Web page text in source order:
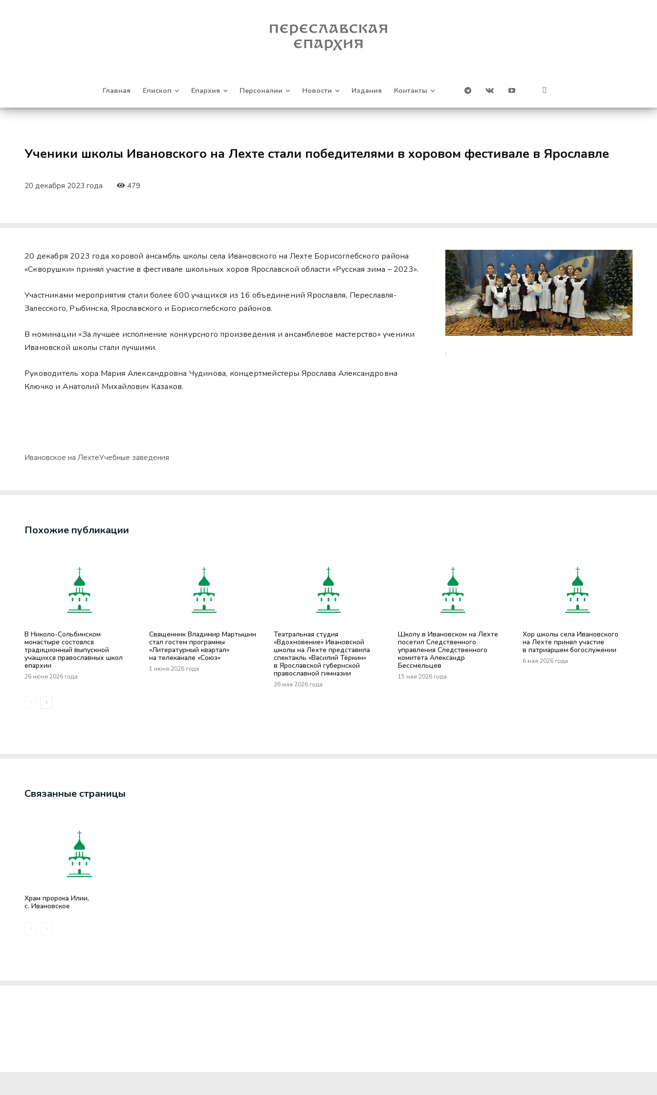
Главная Епископ Епархия Персоналии Новости Издания Контакты
Ученики школы Ивановского на Лехте стали победителями в хоровом фестивале в Ярославле
20 декабря 2023 года 479
20 декабря 2023 года хоровой ансамбль школы села Ивановского на Лехте Борисоглебского района
«Скворушки» принял участие в фестивале школьных хоров Ярославской области «Русская зима – 2023».
Участниками мероприятия стали более 600 учащихся из 16 объединений Ярославля, Переславля-
Залесского, Рыбинска, Ярославского и Борисоглебского районов.
В номинации «За лучшее исполнение конкурсного произведения и ансамблевое мастерство» ученики
Ивановской школы стали лучшими.
Руководитель хора Мария Александровна Чудинова, концертмейстеры Ярослава Александровна
Ключко и Анатолий Михайлович Казаков.
Ивановское на ЛехтеУчебные заведения
Похожие публикации
В Николо-Сольбинском
монастыре состоялся
традиционный выпускной
учащихся православных школ
епархии
26 июня 2026 года
Священник Владимир Мартышин
стал гостем программы
«Литературный квартал»
на телеканале «Союз»
1 июня 2026 года
Театральная студия
«Вдохновение» Ивановской
школы на Лехте представила
спектакль «Василий Тёркин»
в Ярославской губернской
православной гимназии
26 мая 2026 года
Школу в Ивановском на Лехте
посетил Следственного
управления Следственного
комитета Александр
Бессмельцев
15 мая 2026 года
Хор школы села Ивановского
на Лехте принял участие
в патриаршем богослужении
6 мая 2026 года
Связанные страницы
Храм пророка Илии,
с. Ивановское